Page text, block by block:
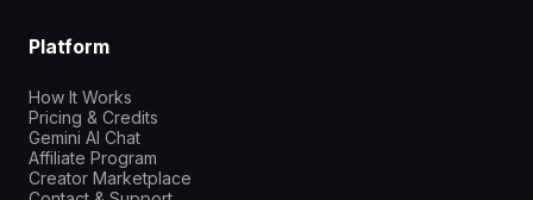
Platform
How It Works
Pricing & Credits
Gemini AI Chat
Affiliate Program
Creator Marketplace